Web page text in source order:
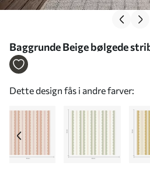
Baggrunde Beige bølgede
kontrast Nr. a01185v5
Dette design fås i andre farver: